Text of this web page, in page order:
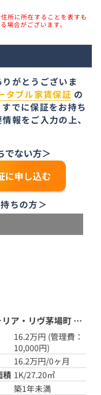
所に所在することを表すも
場合がございます。
がとうございま
タブル家賃保証 の
でに保証をお持ち
報をご入力の上、
でない方＞
に申し込む
ちの方＞
コンフォリア・リヴ茅場町 0202
16.2万円 (管理費：
10,000円)
16.2万円/0ヶ月
積 1K/27.20㎡
築1年未満